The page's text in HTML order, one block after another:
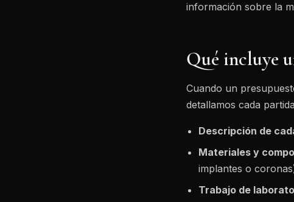
información sobre la
Qué incluye
Cuando un
detallamos cada
Descripción de
Materiales y
implantes o
Trabajo de